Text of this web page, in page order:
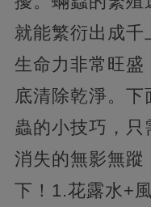
就能繁衍出成千
生命力非常旺盛
底清除乾淨。
蟲的小技巧，
消失的無影無蹤
下！1.花露水+